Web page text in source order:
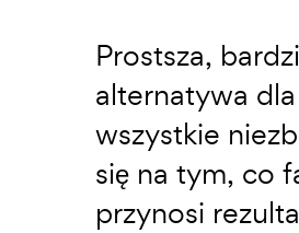
Prostsza,
alternatywa
wszystkie
się na tym, co
przynosi